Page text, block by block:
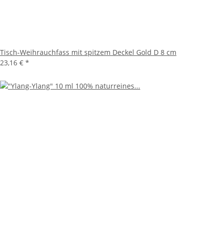
Tisch-Weihrauchfass mit spitzem Deckel Gold D 8 cm
23,16 € *